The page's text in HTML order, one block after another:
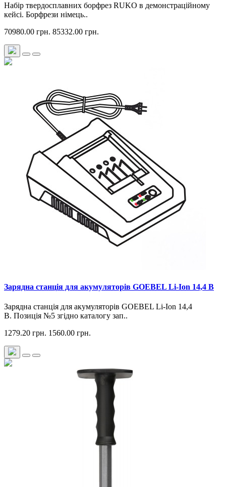
Набір твердосплавних борфрез RUKO в демонстраційному
кейсі. Борфрези німець..
70980.00 грн. 85332.00 грн.
Зарядна станція для акумуляторів GOEBEL Li-Ion 14,4 В
Зарядна станція для акумуляторів GOEBEL Li-Ion 14,4
В. Позиція №5 згідно каталогу зап..
1279.20 грн. 1560.00 грн.